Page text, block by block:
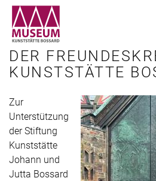
DER
KUNSTSTÄTTE
Zur
Unterstützung
der Stiftung
Kunststätte
Johann und
Jutta Bossard